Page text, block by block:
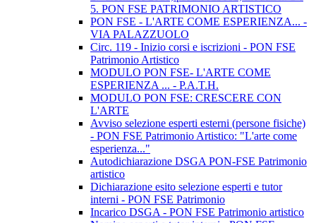
5. PON FSE PATRIMONIO ARTISTICO
PON FSE - L'ARTE COME ESPERIENZA... -
VIA PALAZZUOLO
Circ. 119 - Inizio corsi e iscrizioni - PON FSE
Patrimonio Artistico
MODULO PON FSE- L'ARTE COME
ESPERIENZA ... - P.A.T.H.
MODULO PON FSE: CRESCERE CON
L'ARTE
Avviso selezione esperti esterni (persone fisiche)
- PON FSE Patrimonio Artistico: "L'arte come
esperienza..."
Autodichiarazione DSGA PON-FSE Patrimonio
artistico
Dichiarazione esito selezione esperti e tutor
interni - PON FSE Patrimonio
Incarico DSGA - PON FSE Patrimonio artistico